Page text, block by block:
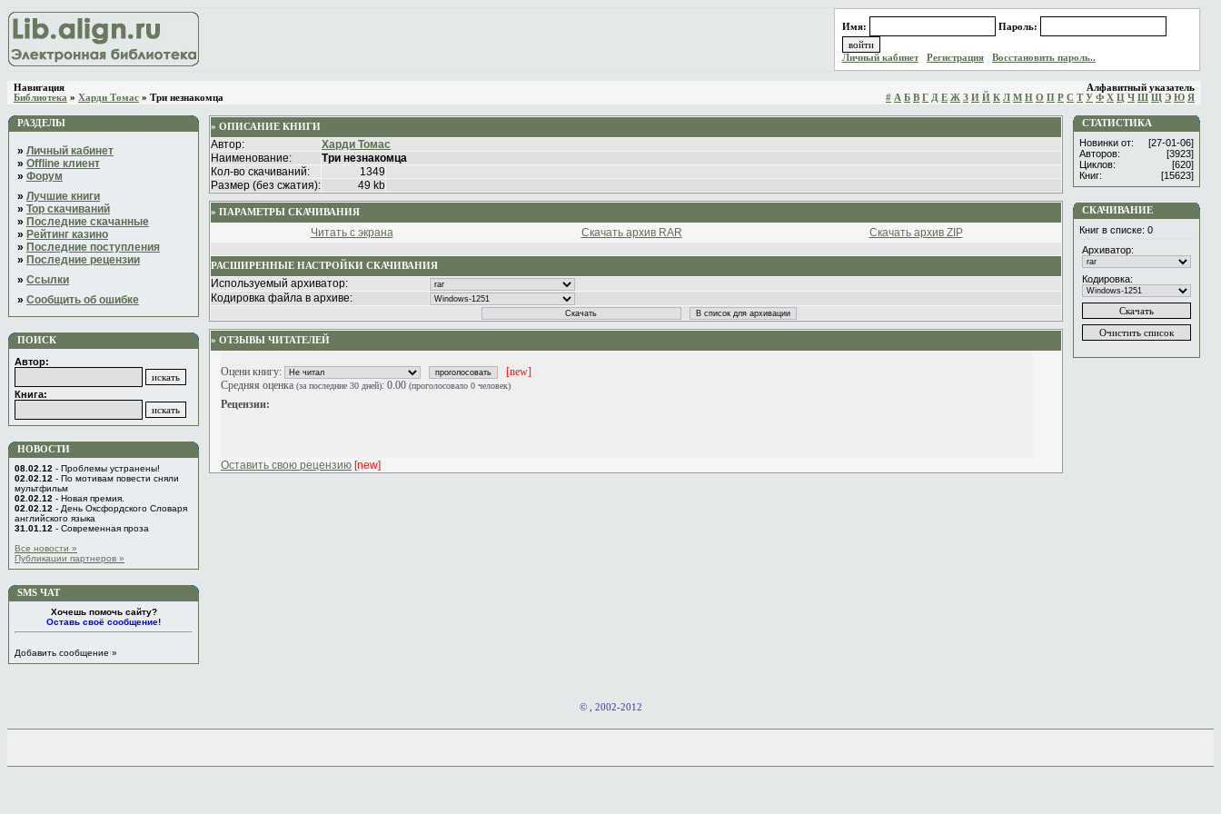
Имя: Пароль:
Личный кабинет Регистрация Восстановить пароль..
Навигация
Библиотека » Харди Томас » Три незнакомца
Алфавитный указатель
# А Б В Г Д Е Ж З И Й К Л М Н О П Р С Т У Ф Х Ц Ч Ш Щ Э Ю Я
РАЗДЕЛЫ
» Личный кабинет
» Offline клиент
» Форум
» Лучшие книги
» Top скачиваний
» Последние скачанные
» Рейтинг казино
» Последние поступления
» Последние рецензии
» Ссылки
» Сообщить об ошибке
ПОИСК
Автор:
Книга:
НОВОСТИ
08.02.12 - Проблемы устранены!
02.02.12 - По мотивам повести сняли
мультфильм
02.02.12 - Новая премия.
02.02.12 - День Оксфордского Словаря
английского языка
31.01.12 - Современная проза
Все новости »
Публикации партнеров »
SMS ЧАТ
Хочешь помочь сайту?
Оставь своё сообщение!
Добавить сообщение »
» ОПИСАНИЕ КНИГИ
Автор:
Харди Томас
Наименование:
Три незнакомца
Кол-во скачиваний:
1349
Размер (без сжатия):
49 kb
» ПАРАМЕТРЫ СКАЧИВАНИЯ
Читать с экрана Скачать архив RAR Скачать архив ZIP
РАСШИРЕННЫЕ НАСТРОЙКИ СКАЧИВАНИЯ
Используемый архиватор:
Кодировка файла в архиве:
» ОТЗЫВЫ ЧИТАТЕЛЕЙ
Оцени книгу:
[new]
Средняя оценка (за последние 30 дней): 0.00 (проголосовало 0 человек)
Рецензии:
Оставить свою рецензию [new]
СТАТИСТИКА
Новинки от:
[27-01-06]
Авторов:
[3923]
Циклов:
[620]
Книг:
[15623]
СКАЧИВАНИЕ
Книг в списке: 0
Архиватор:
Кодировка:
© , 2002-2012